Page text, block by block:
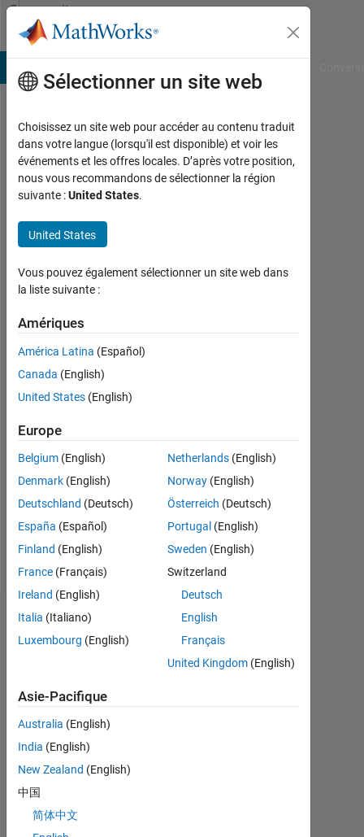
Passer au contenu
Community
Profile
Htet
Yamin
Ko
Ko
seen:
environ
y a
depuis
2016
Followers:
Following:
0
Follow
Badges
Ko's
Badges
MATLAB
Badges
Sélectionner un site web
Choisissez un site web pour accéder au contenu traduit
dans votre langue (lorsqu'il est disponible) et voir les
événements et les offres locales. D’après votre position,
nous vous recommandons de sélectionner la région
suivante :United States.
United States
Vous pouvez également sélectionner un site web dans
la liste suivante :
Amériques
América Latina (Español)
Canada (English)
United States (English)
Europe
Belgium (English)
Denmark (English)
Deutschland (Deutsch)
España (Español)
Finland (English)
France (Français)
Ireland (English)
Italia (Italiano)
Luxembourg (English)
Netherlands(English)
Norway(English)
Österreich (Deutsch)
Portugal (English)
Sweden (English)
Switzerland
Deutsch
English
Français
United Kingdom(English)
Asie-Pacifique
Australia (English)
India (English)
New Zealand (English)
中国
简体中文